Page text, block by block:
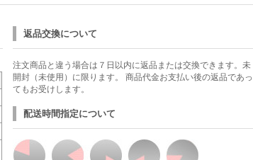
返品交換について
注文商品と違う場合は７日以内に返品または交換できます。未
開封（未使用）に限ります。 商品代金お支払い後の返品であっ
てもお受けします。
配送時間指定について